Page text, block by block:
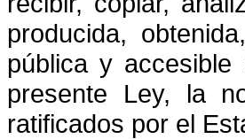
producida,
pública y
presente Ley, la
ratificados por el